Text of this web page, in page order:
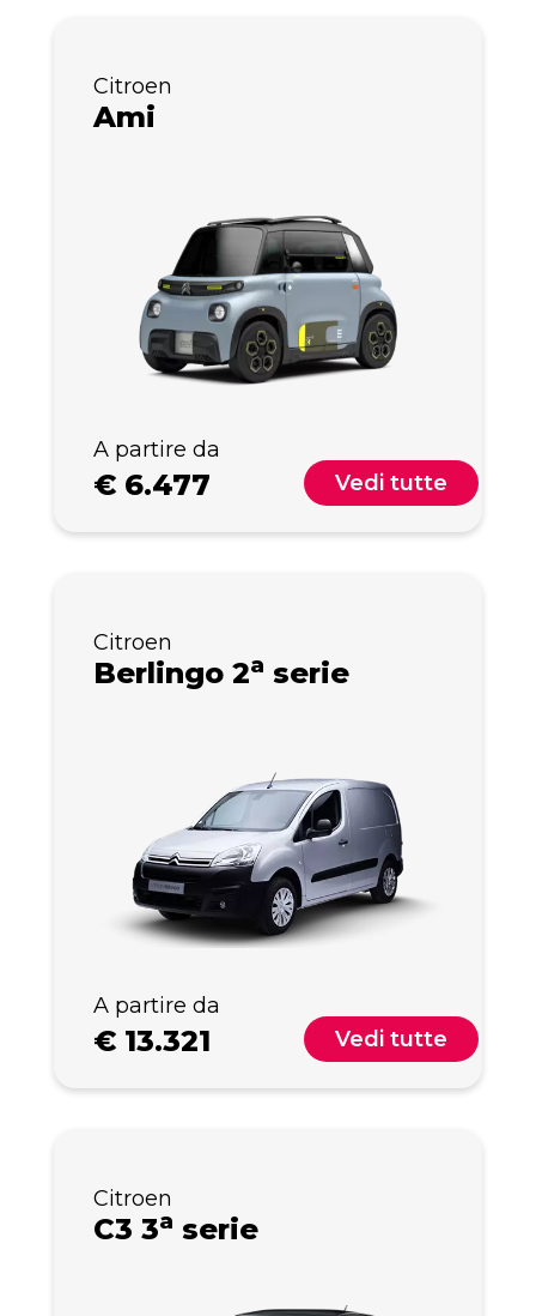
Citroen
Ami
A partire da
€ 6.477 Vedi tutte
Citroen
Berlingo 2a serie
A partire da
€ 13.321 Vedi tutte
Citroen
C3 3a serie